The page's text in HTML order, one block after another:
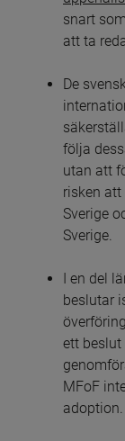
snart
att ta
De
följa
utan att
risken
Sverige
Sverige.
I en del
beslutar
ett
MFoF
adoption.